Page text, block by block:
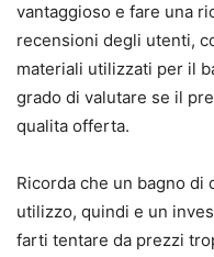
vantaggioso e fare una
recensioni degli utenti,
materiali utilizzati per il
grado di valutare se il
qualita offerta.
Ricorda che un bagno
utilizzo, quindi e un
farti tentare da prezzi